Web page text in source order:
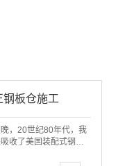
钢板仓施工
，20世纪80年代，我
收了美国装配式钢板